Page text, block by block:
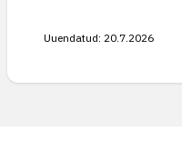
Uuendatud: 20.7.2026